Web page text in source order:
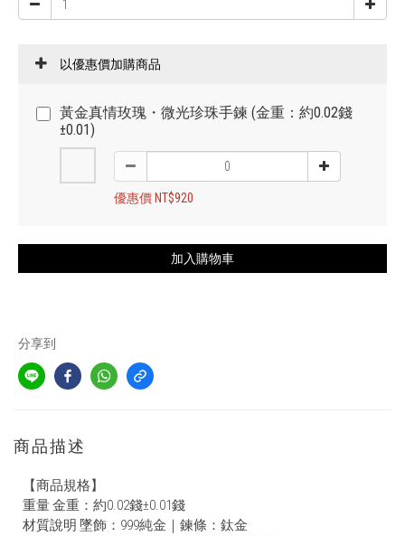
以優惠價加購商品
黃金真情玫瑰・微光珍珠手鍊 (金重：約0.02錢
±0.01)
優惠價 NT$920
加入購物車
分享到
商品描述
【商品規格】
重量 金重：約0.02錢±0.01錢
材質說明 墜飾：999純金｜鍊條：鈦金